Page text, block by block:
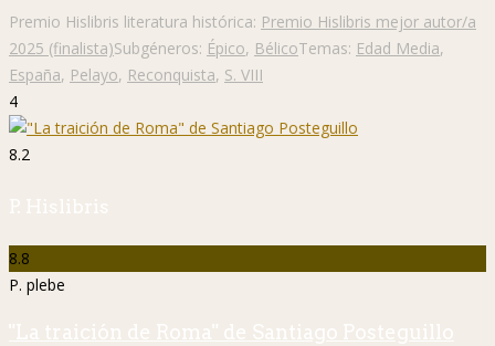
Premio Hislibris literatura histórica: Premio Hislibris mejor autor/a
2025 (finalista)Subgéneros: Épico, BélicoTemas: Edad Media,
España, Pelayo, Reconquista, S. VIII
4
8.2
P. Hislibris
8.8
P. plebe
"La traición de Roma" de Santiago Posteguillo